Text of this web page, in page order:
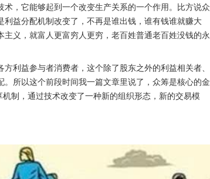
，它能够起到一个改变生产关系的一个作用。比方说众
益分配机制改变了，不再是谁出钱，谁有钱谁就赚大
义，就富人更富穷人更穷，老百姓普通老百姓没钱的永
利益参与者消费者，这个除了股东之外的利益相关者、
所以这个前段时间我一篇文章里说了，众筹是核心的金
制，通过技术改变了一种新的组织形态，新的交易模